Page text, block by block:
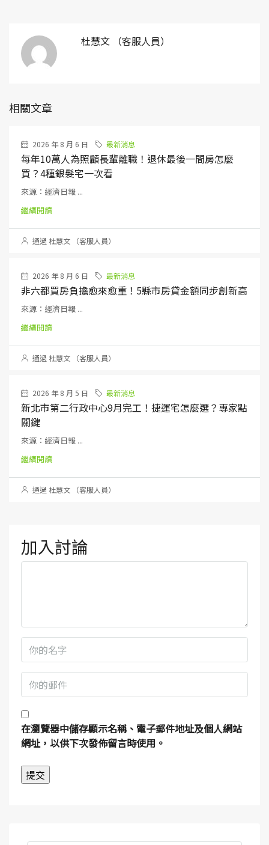
杜慧文 （客服人員）
相關文章
2026 年 8 月 6 日 最新消息
每年10萬人為照顧長輩離職！退休最後一間房怎麼
買？4種銀髮宅一次看
來源：經濟日報 ...
繼續閱讀
通過 杜慧文 （客服人員）
2026 年 8 月 6 日 最新消息
非六都買房負擔愈來愈重！5縣市房貸金額同步創新高
來源：經濟日報 ...
繼續閱讀
通過 杜慧文 （客服人員）
2026 年 8 月 5 日 最新消息
新北市第二行政中心9月完工！捷運宅怎麼選？專家點
關鍵
來源：經濟日報 ...
繼續閱讀
通過 杜慧文 （客服人員）
加入討論
在瀏覽器中儲存顯示名稱、電子郵件地址及個人網站
網址，以供下次發佈留言時使用。